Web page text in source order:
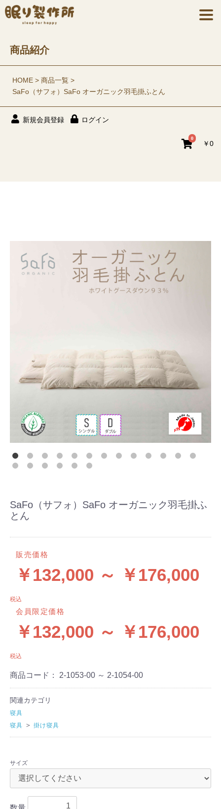
商品紹介
HOME
商品一覧
SaFo（サフォ）SaFo オーガニック羽毛掛ふとん
新規会員登録 ログイン
0
￥0
SaFo（サフォ）SaFo オーガニック羽毛掛ふ
とん
販売価格
￥132,000 ～ ￥176,000
税込
会員限定価格
￥132,000 ～ ￥176,000
税込
商品コード： 2-1053-00 ～ 2-1054-00
関連カテゴリ
寝具
寝具 ＞ 掛け寝具
サイズ